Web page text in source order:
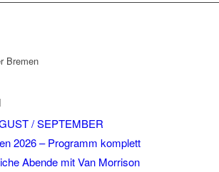
Bremen
/ SEPTEMBER
2026 – Programm komplett
Abende mit Van Morrison